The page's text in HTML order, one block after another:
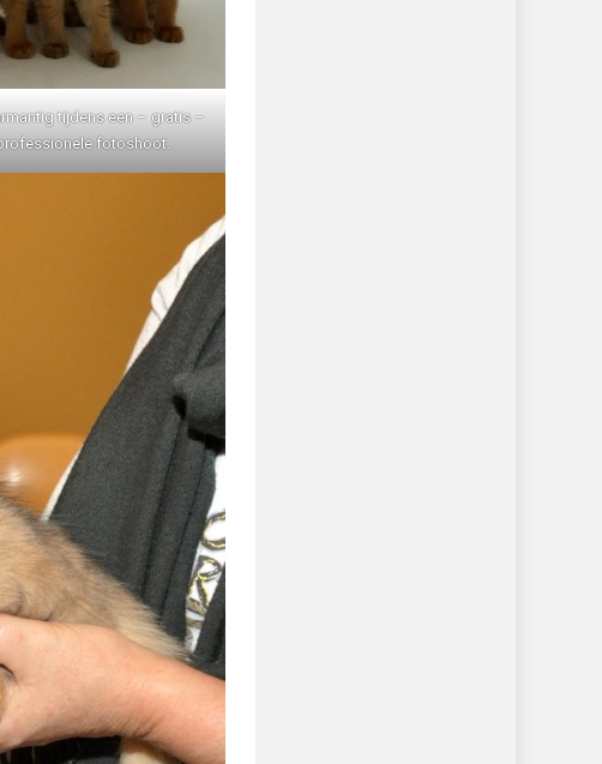
tijdens een – gratis –
fotoshoot.